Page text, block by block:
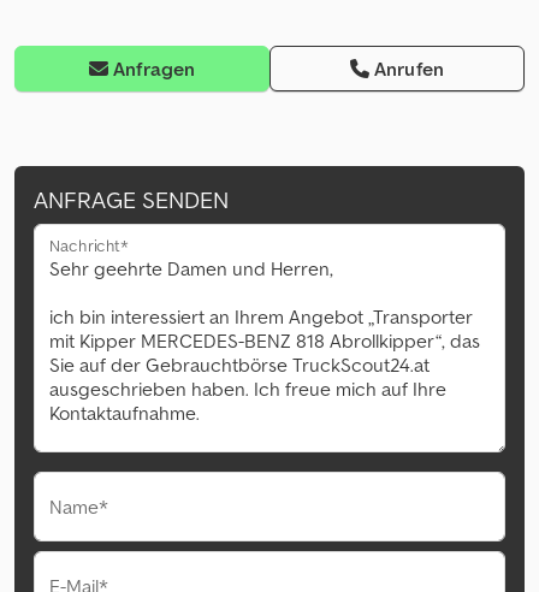
Anfragen Anrufen
ANFRAGE SENDEN
Nachricht*
Name*
E-Mail*